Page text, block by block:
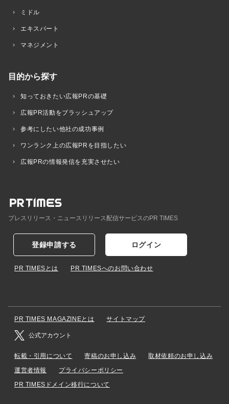
ミドル
エキスパート
マネジメント
目的から探す
知っておきたい広報PRの基礎
広報PR活動をブラッシュアップ
参考にしたい他社の成功事例
ワンランク上の広報PRを目指したい
広報PRの情報発信を充実させたい
プレスリリース・ニュースリリース配信サービスのPR TIMES
登録申請する ログイン
PR TIMESとは PR TIMESへのお問い合わせ
PR TIMES MAGAZINEとは サイトマップ
公式アカウント
転載・引用について 寄稿のお申し込み
取材依頼のお申し込み
運営者情報
プライバシーポリシー
PR TIMESドメイン移行について